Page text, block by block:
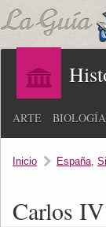
ARTE BIOLOGÍA
Inicio España,
Carlos IV